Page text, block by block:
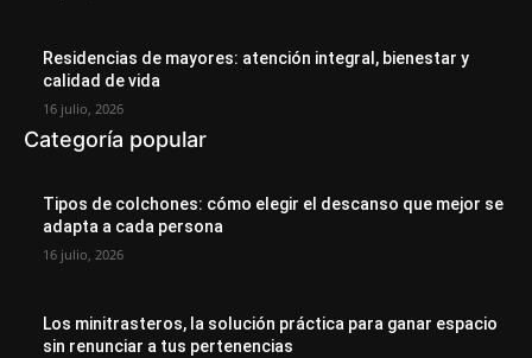
Residencias de mayores: atención integral, bienestar y
calidad de vida
16 julio, 2026
Categoría popular
Tipos de colchones: cómo elegir el descanso que mejor se
adapta a cada persona
16 julio, 2026
Los minitrasteros, la solución práctica para ganar espacio
sin renunciar a tus pertenencias